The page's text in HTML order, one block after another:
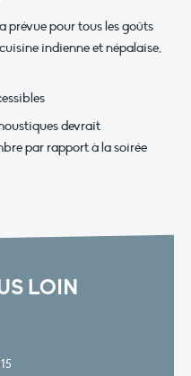
prévue pour tous les goûts
indienne et népalaise,
devrait
par rapport à la soirée
LOIN